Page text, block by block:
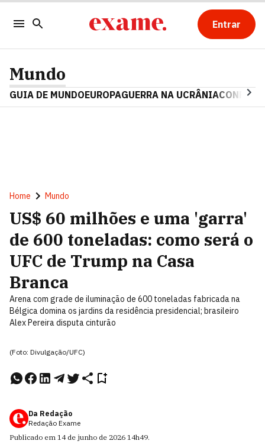
Entrar
Mundo
GUIA DE MUNDOEUROPAGUERRA NA UCRÂNIA
Home Mundo
US$ 60 milhões e uma 'garra'
de 600 toneladas: como será o
UFC de Trump na Casa
Branca
Arena com grade de iluminação de 600 toneladas fabricada na
Bélgica domina os jardins da residência presidencial; brasileiro
Alex Pereira disputa cinturão
(Foto: Divulgação/UFC)
Da Redação
Redação Exame
Publicado em 14 de junho de 2026 14h49.